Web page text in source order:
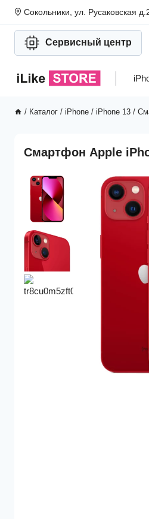
Перейти
содержимому
Сокольники, ул. Русаковская
Сервисный центр
/ Каталог / iPhone / iPhone 13 /
Смартфон Apple